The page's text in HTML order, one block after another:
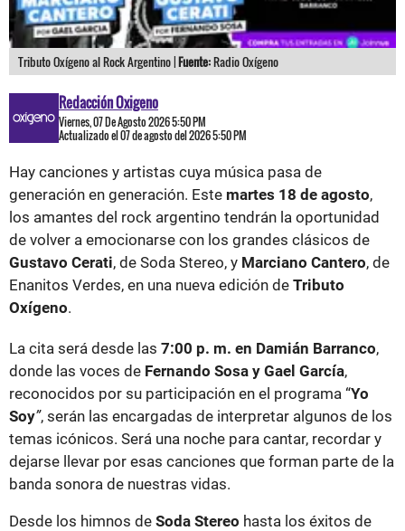
Tributo Oxígeno al Rock Argentino |Fuente:Radio Oxígeno
Redacción Oxigeno
Viernes, 07 De Agosto 2026 5:50 PM
Actualizado el 07 de agosto del 2026 5:50 PM
Hay canciones y artistas cuya música pasa de
generación en generación. Este martes 18 de agosto,
los amantes del rock argentino tendrán la oportunidad
de volver a emocionarse con los grandes clásicos de
Gustavo Cerati, de Soda Stereo, y Marciano Cantero, de
Enanitos Verdes, en una nueva edición de Tributo
Oxígeno.
La cita será desde las 7:00 p. m. en Damián Barranco,
donde las voces de Fernando Sosa y Gael García,
reconocidos por su participación en el programa “Yo
Soy”, serán las encargadas de interpretar algunos de los
temas icónicos. Será una noche para cantar, recordar y
dejarse llevar por esas canciones que forman parte de la
banda sonora de nuestras vidas.
Desde los himnos de Soda Stereo hasta los éxitos de